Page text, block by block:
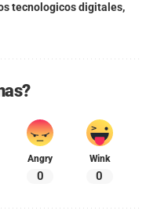
tecnologicos digitales
Angry
0
Wink
0